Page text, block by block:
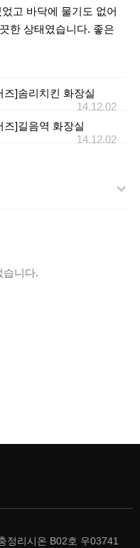
고 바닥에 물기도 없어
한 상태였습니다. 좋은
즈]솜리치킨 화장실
14.12.02
즈]길음역 화장실
14.12.02
습니다.
정리시온 B02호 우03741